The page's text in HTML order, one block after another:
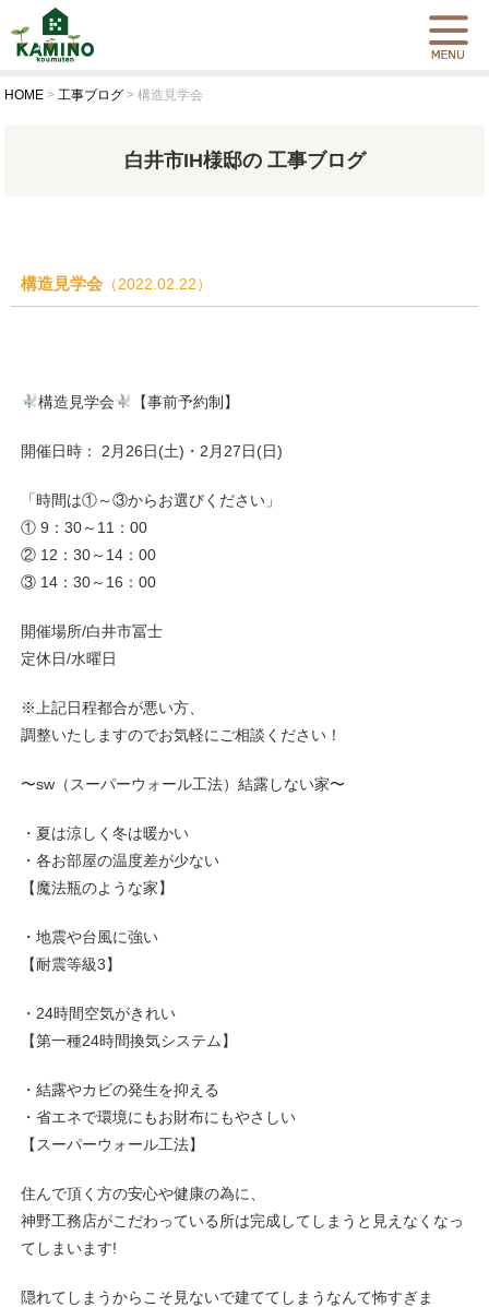
HOME >工事ブログ >構造見学会
白井市IH様邸の 工事ブログ
構造見学会（2022.02.22）
構造見学会 【事前予約制】
開催日時： 2月26日(土)・2月27日(日)
「時間は①～③からお選びください」
① 9：30～11：00
② 12：30～14：00
③ 14：30～16：00
開催場所/白井市冨士
定休日/水曜日
※上記日程都合が悪い方、
調整いたしますのでお気軽にご相談ください！
〜sw（スーパーウォール工法）結露しない家〜
・夏は涼しく冬は暖かい
・各お部屋の温度差が少ない
【魔法瓶のような家】
・地震や台風に強い
【耐震等級3】
・24時間空気がきれい
【第一種24時間換気システム】
・結露やカビの発生を抑える
・省エネで環境にもお財布にもやさしい
【スーパーウォール工法】
住んで頂く方の安心や健康の為に、
神野工務店がこだわっている所は完成してしまうと見えなくなっ
てしまいます!
隠れてしまうからこそ見ないで建ててしまうなんて怖すぎま